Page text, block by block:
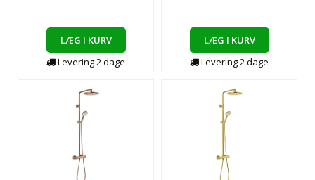
LÆG I KURV
Levering2dage
LÆG I KURV
Levering2dage